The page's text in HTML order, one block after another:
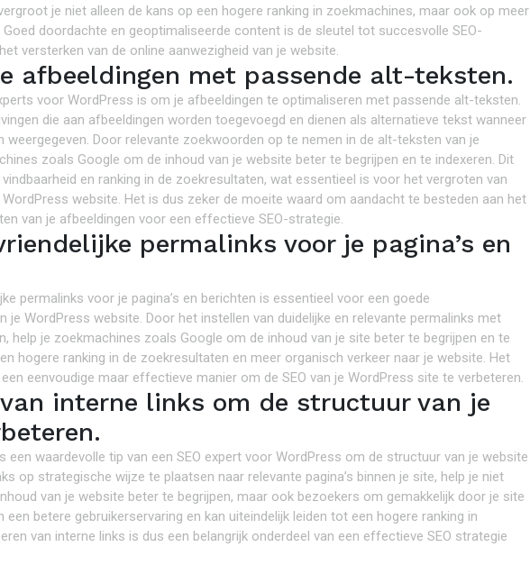
je niet alleen de kans op een hogere ranking in zoekmachines, maar ook op meer
doordachte en geoptimaliseerde content is de sleutel tot succesvolle SEO-
versterken van de online aanwezigheid van je website.
afbeeldingen met passende alt-teksten.
voor WordPress is om je afbeeldingen te optimaliseren met passende alt-teksten.
die aan afbeeldingen worden toegevoegd en dienen als alternatieve tekst wanneer
weergegeven. Door relevante zoekwoorden op te nemen in de alt-teksten van je
zoals Google om de inhoud van je website beter te begrijpen en te indexeren. Dit
en ranking in de zoekresultaten, wat essentieel is voor het vergroten van
website. Het is dus zeker de moeite waard om aandacht te besteden aan het
van je afbeeldingen voor een effectieve SEO-strategie.
permalinks voor je pagina’s en
permalinks voor je pagina’s en berichten is essentieel voor een goede
je WordPress website. Door het instellen van duidelijke en relevante permalinks met
help je zoekmachines zoals Google om de inhoud van je site beter te begrijpen en te
hogere ranking in de zoekresultaten en meer organisch verkeer naar je website. Het
eenvoudige maar effectieve manier om de SEO van je WordPress site te verbeteren.
interne links om de structuur van je
een waardevolle tip van een SEO expert voor WordPress om de structuur van je website
op strategische wijze te plaatsen naar relevante pagina’s binnen je site, help je niet
van je website beter te begrijpen, maar ook bezoekers om gemakkelijk door je site
een betere gebruikerservaring en kan uiteindelijk leiden tot een hogere ranking in
van interne links is dus een belangrijk onderdeel van een effectieve SEO strategie